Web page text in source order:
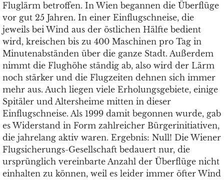
Fluglärm betroffen. In Wien begannen die Überflüge
vor gut 25 Jahren. In einer Einflugschneise, die
jeweils bei Wind aus der östlichen Hälfte bedient
wird, kreischen bis zu 400 Maschinen pro Tag in
Minutenabständen über die ganze Stadt. Außerdem
nimmt die Flughöhe ständig ab, also wird der Lärm
noch stärker und die Flugzeiten dehnen sich immer
mehr aus. Auch liegen viele Erholungsgebiete, einige
Spitäler und Altersheime mitten in dieser
Einflugschneise. Als 1999 damit begonnen wurde, gab
es Widerstand in Form zahlreicher Bürgerinitiativen,
die jahrelang aktiv waren. Ergebnis: Null! Die Wiener
Flugsicherungs-Gesellschaft bedauert nur, die
ursprünglich vereinbarte Anzahl der Überflüge nicht
einhalten zu können, weil es leider immer öfter Wind